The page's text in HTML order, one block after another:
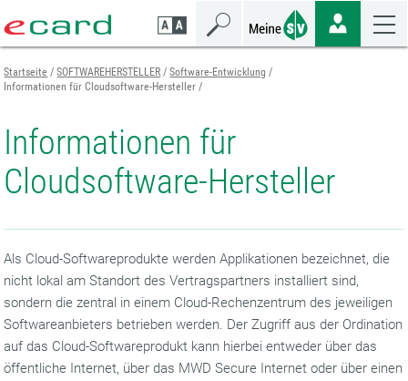
Seiteninhalt
springen
Navigation
springen
Mobilen
Navigation
springen
Startseite SOFTWAREHERSTELLER
Software-Entwicklung
Informationen für Cloudsoftware-Hersteller
Informationen für
Cloudsoftware-Hersteller
Als Cloud-Softwareprodukte werden Applikationen bezeichnet, die
nicht lokal am Standort des Vertragspartners installiert sind,
sondern die zentral in einem Cloud-Rechenzentrum des jeweiligen
Softwareanbieters betrieben werden. Der Zugriff aus der Ordination
auf das Cloud-Softwareprodukt kann hierbei entweder über das
öffentliche Internet, über das MWD Secure Internet oder über einen